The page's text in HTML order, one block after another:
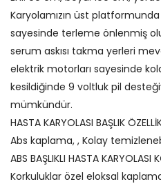
Karyolamızın üst
sayesinde terleme önlenmiş
serum askısı takma yerleri
elektrik motorları sayesinde
kesildiğinde 9 voltluk pil
mümkündür.
HASTA KARYOLASI BAŞLIK
Abs kaplama, , Kolay
ABS BAŞLIKLI HASTA KARYOLASI
Korkuluklar özel eloksal